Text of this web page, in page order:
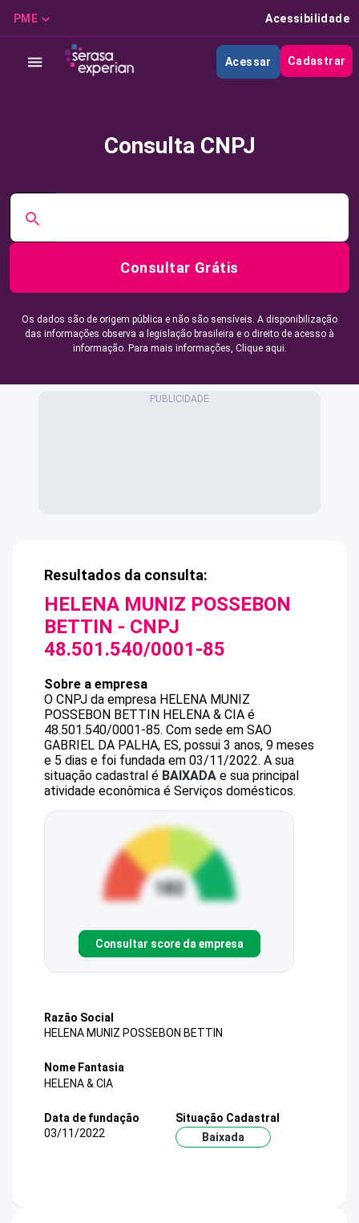
PME Acessibilidade
Acessar Cadastrar
Consulta CNPJ
Consultar Grátis
Os dados são de origem pública e não são sensíveis. A disponibilização
das informações observa a legislação brasileira e o direito de acesso à
informação. Para mais informações, Clique aqui.
Resultados da consulta:
HELENA MUNIZ POSSEBON
BETTIN - CNPJ
48.501.540/0001-85
Sobre a empresa
O CNPJ da empresa HELENA MUNIZ
POSSEBON BETTIN HELENA & CIA é
48.501.540/0001-85. Com sede em SAO
GABRIEL DA PALHA, ES, possui 3 anos, 9 meses
e 5 dias e foi fundada em 03/11/2022. A sua
situação cadastral é BAIXADA e sua principal
atividade econômica é Serviços domésticos.
Consultar score da empresa
Razão Social
HELENA MUNIZ POSSEBON BETTIN
Nome Fantasia
HELENA & CIA
Data de fundação
03/11/2022
Situação Cadastral
Baixada